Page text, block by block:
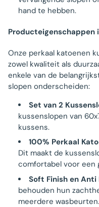
hand te hebben.
Producteigenschappen
Onze perkaal katoenen
zowel kwaliteit als
enkele van de
slopen onderscheiden:
Set van 2
kussenslopen van
kussens.
100% Perkaal
Dit maakt de
comfortabel voor een
Soft Finish en Anti
behouden hun
meerdere wasbeurten.